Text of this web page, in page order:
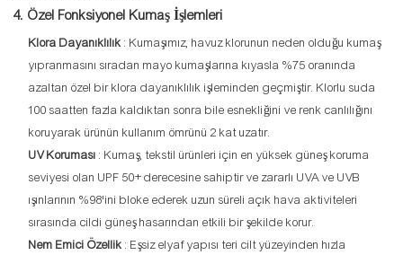
4. Özel Fonksiyonel Kumaş İşlemleri
Klora Dayanıklılık : Kumaşımız, havuz klorunun neden olduğu kumaş
yıpranmasını sıradan mayo kumaşlarına kıyasla %75 oranında
azaltan özel bir klora dayanıklılık işleminden geçmiştir. Klorlu suda
100 saatten fazla kaldıktan sonra bile esnekliğini ve renk canlılığını
koruyarak ürünün kullanım ömrünü 2 kat uzatır.
UV Koruması : Kumaş, tekstil ürünleri için en yüksek güneş koruma
seviyesi olan UPF 50+ derecesine sahiptir ve zararlı UVA ve UVB
ışınlarının %98'ini bloke ederek uzun süreli açık hava aktiviteleri
sırasında cildi güneş hasarından etkili bir şekilde korur.
Nem Emici Özellik : Eşsiz elyaf yapısı teri cilt yüzeyinden hızla